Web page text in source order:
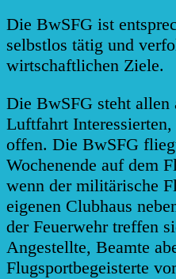
Die BwSFG ist
selbstlos tätig und
wirtschaftlichen Ziele.
Die BwSFG steht allen
Luftfahrt
offen. Die BwSFG
Wochenende auf dem
wenn der militärische
eigenen Clubhaus
der Feuerwehr treffen
Angestellte, Beamte
Flugsportbegeisterte